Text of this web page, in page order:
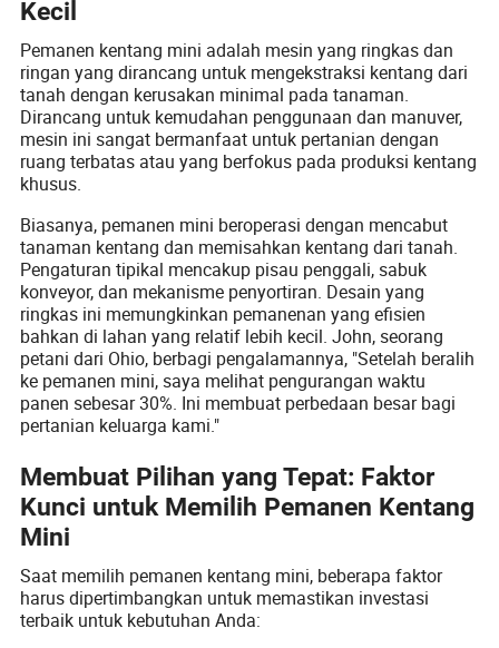
Kecil
Pemanen kentang mini adalah mesin yang ringkas dan
ringan yang dirancang untuk mengekstraksi kentang dari
tanah dengan kerusakan minimal pada tanaman.
Dirancang untuk kemudahan penggunaan dan manuver,
mesin ini sangat bermanfaat untuk pertanian dengan
ruang terbatas atau yang berfokus pada produksi kentang
khusus.
Biasanya, pemanen mini beroperasi dengan mencabut
tanaman kentang dan memisahkan kentang dari tanah.
Pengaturan tipikal mencakup pisau penggali, sabuk
konveyor, dan mekanisme penyortiran. Desain yang
ringkas ini memungkinkan pemanenan yang efisien
bahkan di lahan yang relatif lebih kecil. John, seorang
petani dari Ohio, berbagi pengalamannya, "Setelah beralih
ke pemanen mini, saya melihat pengurangan waktu
panen sebesar 30%. Ini membuat perbedaan besar bagi
pertanian keluarga kami."
Membuat Pilihan yang Tepat: Faktor
Kunci untuk Memilih Pemanen Kentang
Mini
Saat memilih pemanen kentang mini, beberapa faktor
harus dipertimbangkan untuk memastikan investasi
terbaik untuk kebutuhan Anda: